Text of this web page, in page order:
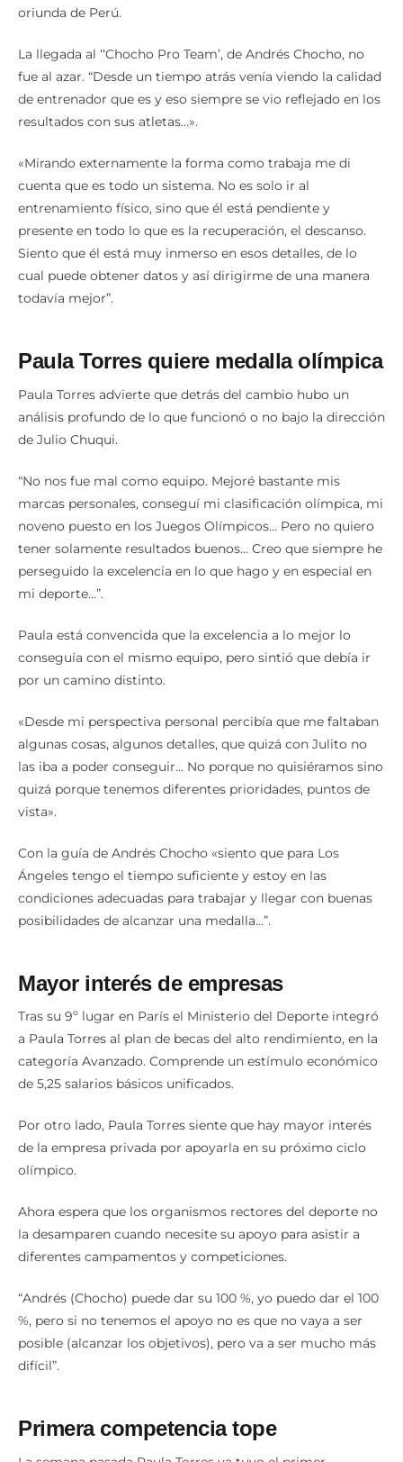
oriunda de Perú.
La llegada al ‘‘Chocho Pro Team’, de Andrés Chocho, no
fue al azar. “Desde un tiempo atrás venía viendo la calidad
de entrenador que es y eso siempre se vio reflejado en los
resultados con sus atletas…».
«Mirando externamente la forma como trabaja me di
cuenta que es todo un sistema. No es solo ir al
entrenamiento físico, sino que él está pendiente y
presente en todo lo que es la recuperación, el descanso.
Siento que él está muy inmerso en esos detalles, de lo
cual puede obtener datos y así dirigirme de una manera
todavía mejor”.
Paula Torres quiere medalla olímpica
Paula Torres advierte que detrás del cambio hubo un
análisis profundo de lo que funcionó o no bajo la dirección
de Julio Chuqui.
“No nos fue mal como equipo. Mejoré bastante mis
marcas personales, conseguí mi clasificación olímpica, mi
noveno puesto en los Juegos Olímpicos… Pero no quiero
tener solamente resultados buenos… Creo que siempre he
perseguido la excelencia en lo que hago y en especial en
mi deporte…”.
Paula está convencida que la excelencia a lo mejor lo
conseguía con el mismo equipo, pero sintió que debía ir
por un camino distinto.
«Desde mi perspectiva personal percibía que me faltaban
algunas cosas, algunos detalles, que quizá con Julito no
las iba a poder conseguir… No porque no quisiéramos sino
quizá porque tenemos diferentes prioridades, puntos de
vista».
Con la guía de Andrés Chocho «siento que para Los
Ángeles tengo el tiempo suficiente y estoy en las
condiciones adecuadas para trabajar y llegar con buenas
posibilidades de alcanzar una medalla…”.
Mayor interés de empresas
Tras su 9º lugar en París el Ministerio del Deporte integró
a Paula Torres al plan de becas del alto rendimiento, en la
categoría Avanzado. Comprende un estímulo económico
de 5,25 salarios básicos unificados.
Por otro lado, Paula Torres siente que hay mayor interés
de la empresa privada por apoyarla en su próximo ciclo
olímpico.
Ahora espera que los organismos rectores del deporte no
la desamparen cuando necesite su apoyo para asistir a
diferentes campamentos y competiciones.
“Andrés (Chocho) puede dar su 100 %, yo puedo dar el 100
%, pero si no tenemos el apoyo no es que no vaya a ser
posible (alcanzar los objetivos), pero va a ser mucho más
difícil”.
Primera competencia tope